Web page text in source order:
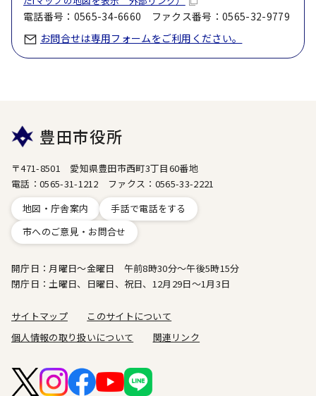
電話番号：0565-34-6660 ファクス番号：0565-32-9779
お問合せは専用フォームをご利用ください。
豊田市役所
〒471-8501 愛知県豊田市西町3丁目60番地
電話：0565-31-1212 ファクス：0565-33-2221
地図・庁舎案内
手話で電話をする
市へのご意見・お問合せ
開庁日：月曜日～金曜日 午前8時30分～午後5時15分
閉庁日：土曜日、日曜日、祝日、12月29日～1月3日
サイトマップ
このサイトについて
個人情報の取り扱いについて
関連リンク